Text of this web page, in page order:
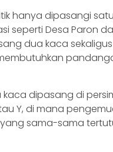
hanya dipasangi
seperti Desa Paron
dua kaca
kaca dipasang di
Y, di mana
sama-sama